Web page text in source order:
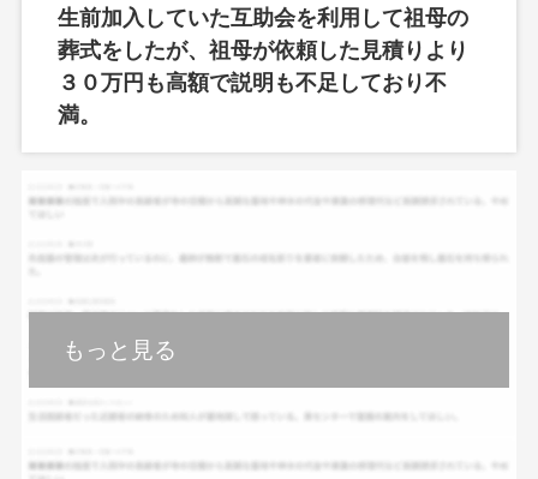
生前加入していた互助会を利用して祖母の
葬式をしたが、祖母が依頼した見積りより
３０万円も高額で説明も不足しており不
満。
もっと見る